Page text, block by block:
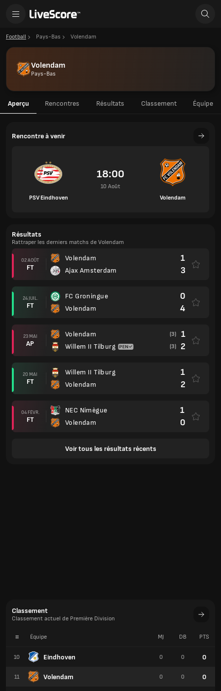
Football Pays-Bas Volendam
Volendam
Pays-Bas
Aperçu Rencontres Résultats Classement Équipe
Rencontre à venir
PSV Eindhoven
18:00
10 Août
Volendam
Résultats
Rattraper les derniers matchs de Volendam
02 AOÛT
FT
Volendam
Ajax Amsterdam
1
3
24 JUIL.
FT
FC Groningue
Volendam
0
4
23 MAI
AP
Volendam
Willem II Tilburg
(3) 1
(3) 2
20 MAI
FT
Willem II Tilburg
Volendam
1
2
04 FÉVR.
FT
NEC Nimègue
Volendam
1
0
Voir tous les résultats récents
Classement
Classement actuel de Première Division
# Équipe
10 Eindhoven
11 Volendam
MJ DB PTS
0 0 0
0 0 0